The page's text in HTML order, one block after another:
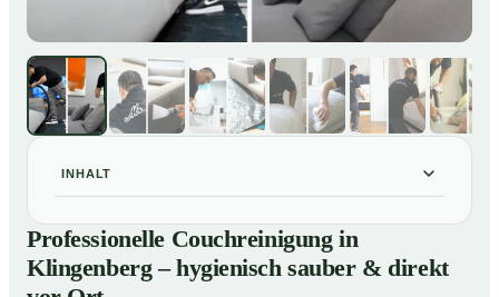
INHALT
01 Professionelle Couchreinigung in Klingenberg –
hygienisch sauber & direkt vor Ort
02Unsere Leistungen für Couchreinigung in Klingenberg
Professionelle Couchreinigung in
Klingenberg – hygienisch sauber & direkt